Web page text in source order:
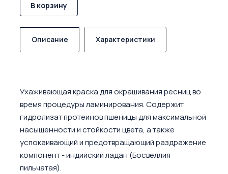
В корзину
Описание Характеристики
Ухаживающая краска для окрашивания ресниц во
время процедуры ламинирования. Содержит
гидролизат протеинов пшеницы для максимальной
насыщенности и стойкости цвета, а также
успокаивающий и предотвращающий раздражение
компонент - индийский ладан (Босвеллия
пильчатая).